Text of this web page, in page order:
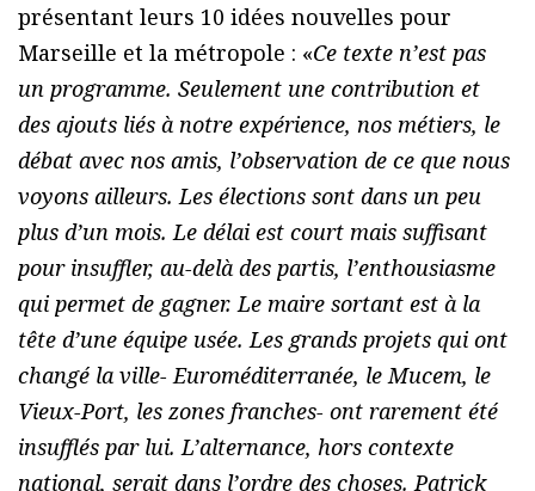
présentant leurs 10 idées nouvelles pour
Marseille et la métropole : «Ce texte n’est pas
un programme. Seulement une contribution et
des ajouts liés à notre expérience, nos métiers, le
débat avec nos amis, l’observation de ce que nous
voyons ailleurs. Les élections sont dans un peu
plus d’un mois. Le délai est court mais suffisant
pour insuffler, au-delà des partis, l’enthousiasme
qui permet de gagner. Le maire sortant est à la
tête d’une équipe usée. Les grands projets qui ont
changé la ville- Euroméditerranée, le Mucem, le
Vieux-Port, les zones franches- ont rarement été
insufflés par lui. L’alternance, hors contexte
national, serait dans l’ordre des choses. Patrick